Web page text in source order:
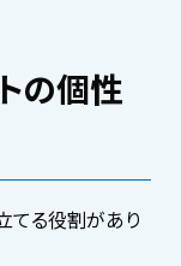
の個性
てる役割があり